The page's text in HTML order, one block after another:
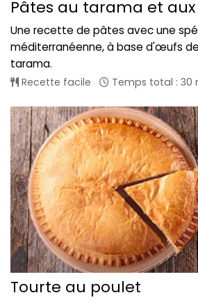
Pâtes au tarama et
Une recette de pâtes avec une
méditerranéenne, à base d'œufs
tarama.
Recette facile Temps total : 30
Tourte au poulet